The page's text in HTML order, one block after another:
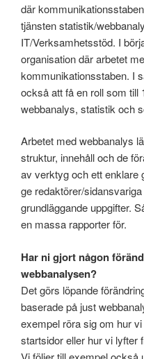
där
tjänsten statistik/
IT/Verksamhetsstöd. I
organisation där arbetet
kommunikationsstaben. I
också att få en roll som till
webbanalys, statistik och
Arbetet med webbanalys
struktur, innehåll och de
av verktyg och ett enklare
ge redaktörer/
grundläggande uppgifter.
en massa rapporter för.
Har ni gjort någon
webbanalysen?
Det görs löpande
baserade på just
exempel röra sig om hur
startsidor eller hur vi lyfter